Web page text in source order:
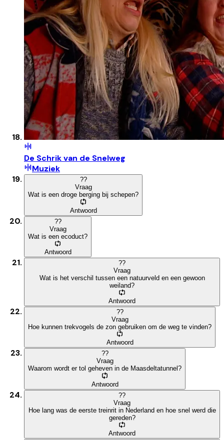
De Schrik van de Snelweg
Muziek
??
Vraag
Wat is een droge berging bij schepen?
Antwoord
??
Vraag
Wat is een ecoduct?
Antwoord
??
Vraag
Wat is het verschil tussen een natuurveld en een gewoon
weiland?
Antwoord
??
Vraag
Hoe kunnen trekvogels de zon gebruiken om de weg te vinden?
Antwoord
??
Vraag
Waarom wordt er tol geheven in de Maasdeltatunnel?
Antwoord
??
Vraag
Hoe lang was de eerste treinrit in Nederland en hoe snel werd die
gereden?
Antwoord